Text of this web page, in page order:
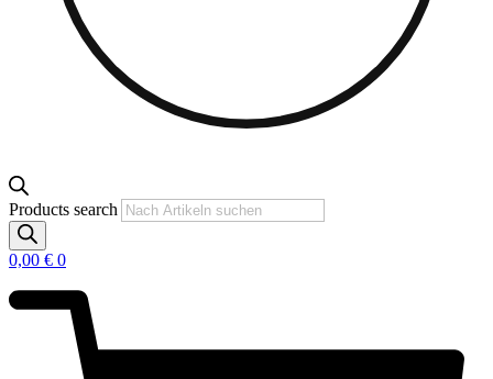
Products search
0,00 € 0